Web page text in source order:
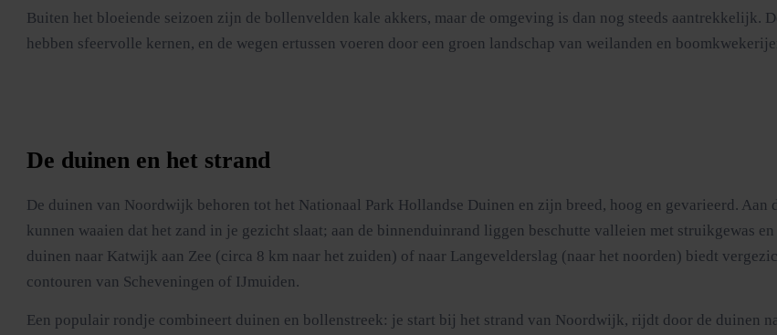
Buiten het bloeiende seizoen zijn de bollenvelden kale akkers, maar de omgeving is dan nog steeds aantrekkelijk.
hebben sfeervolle kernen, en de wegen ertussen voeren door een groen landschap van weilanden en
De duinen en het strand
De duinen van Noordwijk behoren tot het Nationaal Park Hollandse Duinen en zijn breed, hoog en gevarieerd.
kunnen waaien dat het zand in je gezicht slaat; aan de binnenduinrand liggen beschutte valleien met struikgewas
duinen naar Katwijk aan Zee (circa 8 km naar het zuiden) of naar Langevelderslag (naar het noorden) biedt
contouren van Scheveningen of IJmuiden.
Een populair rondje combineert duinen en bollenstreek: je start bij het strand van Noordwijk, rijdt door de duinen